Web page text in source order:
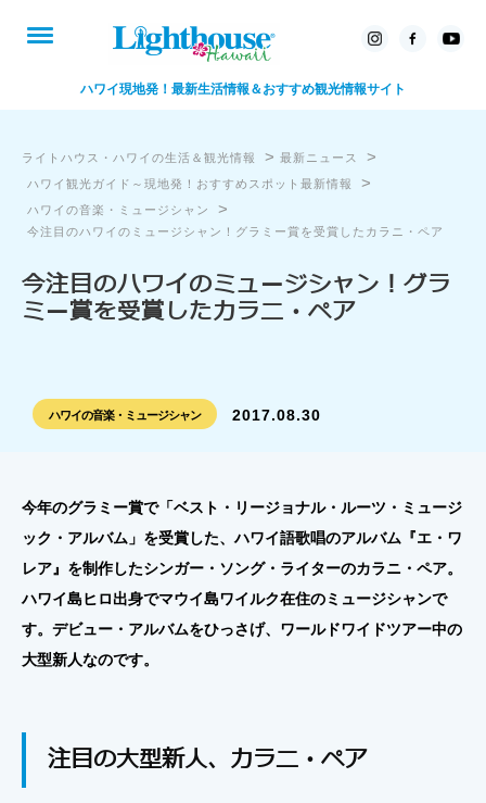
ハワイ現地発！最新生活情報＆おすすめ観光情報サイト
ライトハウス・ハワイの生活＆観光情報 > 最新ニュース >
ハワイ観光ガイド～現地発！おすすめスポット最新情報 >
ハワイの音楽・ミュージシャン >
今注目のハワイのミュージシャン！グラミー賞を受賞したカラニ・ペア
今注目のハワイのミュージシャン！グラ
ミー賞を受賞したカラニ・ペア
ハワイの音楽・ミュージシャン 2017.08.30
今年のグラミー賞で「ベスト・リージョナル・ルーツ・ミュージ
ック・アルバム」を受賞した、ハワイ語歌唱のアルバム『エ・ワ
レア』を制作したシンガー・ソング・ライターのカラニ・ペア。
ハワイ島ヒロ出身でマウイ島ワイルク在住のミュージシャンで
す。デビュー・アルバムをひっさげ、ワールドワイドツアー中の
大型新人なのです。
注目の大型新人、カラニ・ペア